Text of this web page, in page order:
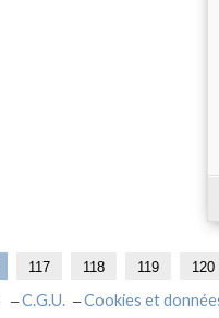
117 118 119 120
C.G.U. Cookies et